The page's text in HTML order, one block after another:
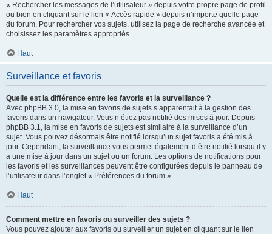
« Rechercher les messages de l’utilisateur » depuis votre propre page de profil
ou bien en cliquant sur le lien « Accès rapide » depuis n’importe quelle page
du forum. Pour rechercher vos sujets, utilisez la page de recherche avancée et
choisissez les paramètres appropriés.
Haut
Surveillance et favoris
Quelle est la différence entre les favoris et la surveillance ?
Avec phpBB 3.0, la mise en favoris de sujets s’apparentait à la gestion des
favoris dans un navigateur. Vous n’étiez pas notifié des mises à jour. Depuis
phpBB 3.1, la mise en favoris de sujets est similaire à la surveillance d’un
sujet. Vous pouvez désormais être notifié lorsqu’un sujet favoris a été mis à
jour. Cependant, la surveillance vous permet également d’être notifié lorsqu’il y
a une mise à jour dans un sujet ou un forum. Les options de notifications pour
les favoris et les surveillances peuvent être configurées depuis le panneau de
l’utilisateur dans l’onglet « Préférences du forum ».
Haut
Comment mettre en favoris ou surveiller des sujets ?
Vous pouvez ajouter aux favoris ou surveiller un sujet en cliquant sur le lien